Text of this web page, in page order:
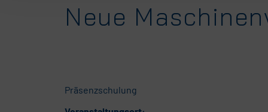
Neue
Präsenzschulung